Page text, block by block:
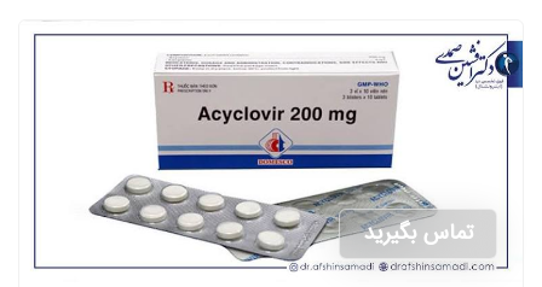
تماس بگیرید